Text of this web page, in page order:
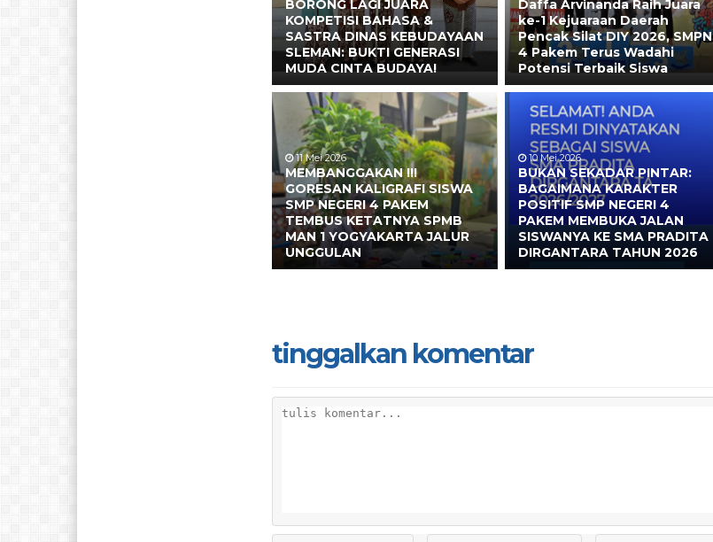
BORONG LAGI JUARA
KOMPETISI BAHASA &
SASTRA DINAS KEBUDAYAAN
SLEMAN: BUKTI GENERASI
MUDA CINTA BUDAYA!
Daffa Arvinanda Raih Juara
ke-1 Kejuaraan Daerah
Pencak Silat DIY 2026, SMPN
4 Pakem Terus Wadahi
Potensi Terbaik Siswa
11 Mei 2026
MEMBANGGAKAN !!!
GORESAN KALIGRAFI SISWA
SMP NEGERI 4 PAKEM
TEMBUS KETATNYA SPMB
MAN 1 YOGYAKARTA JALUR
UNGGULAN
10 Mei 2026
BUKAN SEKADAR PINTAR:
BAGAIMANA KARAKTER
POSITIF SMP NEGERI 4
PAKEM MEMBUKA JALAN
SISWANYA KE SMA PRADITA
DIRGANTARA TAHUN 2026
tinggalkan komentar